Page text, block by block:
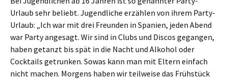
Urlaub sehr beliebt. Jugendliche erzählen von ihrem Party-
Urlaub: „Ich war mit drei Freunden in Spanien, jeden Abend
war Party angesagt. Wir sind in Clubs und Discos gegangen,
haben getanzt bis spät in die Nacht und Alkohol oder
Cocktails getrunken. Sowas kann man mit Eltern einfach
nicht machen. Morgens haben wir teilweise das Frühstück